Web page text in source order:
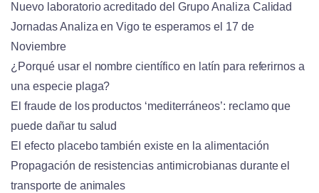
Nuevo laboratorio acreditado del Grupo Analiza Calidad
Jornadas Analiza en Vigo te esperamos el 17 de
Noviembre
¿Porqué usar el nombre científico en latín para referirnos a
una especie plaga?
El fraude de los productos ‘mediterráneos’: reclamo que
puede dañar tu salud
El efecto placebo también existe en la alimentación
Propagación de resistencias antimicrobianas durante el
transporte de animales